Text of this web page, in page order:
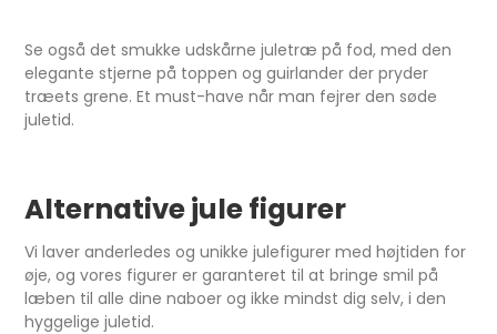
Se også det smukke udskårne juletræ på fod, med den
elegante stjerne på toppen og guirlander der pryder
træets grene. Et must-have når man fejrer den søde
juletid.
Alternative jule figurer
Vi laver anderledes og unikke julefigurer med højtiden for
øje, og vores figurer er garanteret til at bringe smil på
læben til alle dine naboer og ikke mindst dig selv, i den
hyggelige juletid.